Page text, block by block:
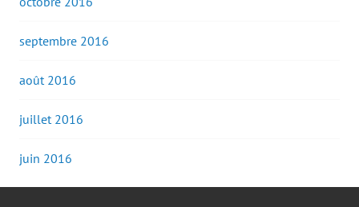
septembre 2016
août 2016
juillet 2016
juin 2016